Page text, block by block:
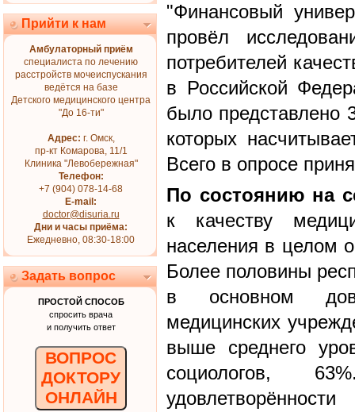
Прийти к нам
Амбулаторный приём
специалиста по лечению
расстройств мочеиспускания
ведётся на базе
Детского медицинского центра
"До 16-ти"
Адрес: г. Омск,
пр-кт Комарова, 11/1
Клиника "Левобережная"
Телефон:
+7 (904) 078-14-68
E-mail:
doctor@disuria.ru
Дни и часы приёма:
Ежедневно, 08:30-18:00
Задать вопрос
ПРОСТОЙ СПОСОБ
спросить врача
и получить ответ
ВОПРОС
ДОКТОРУ
ОНЛАЙН
"Финансовый
провёл
потребителей
в Российской
было представлено
которых
Всего в опросе
По состоянию на
к качеству
населения в целом
Более половины
в основном
медицинских
выше среднего
социологов,